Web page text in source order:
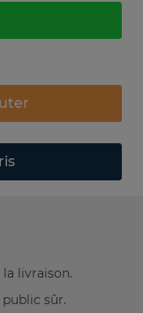
la livraison.
sûr.